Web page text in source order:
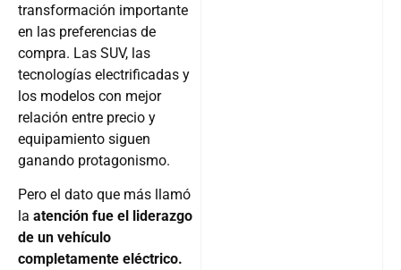
transformación importante
en las preferencias de
compra. Las SUV, las
tecnologías electrificadas y
los modelos con mejor
relación entre precio y
equipamiento siguen
ganando protagonismo.
Pero el dato que más llamó
la atención fue el liderazgo
de un vehículo
completamente eléctrico.